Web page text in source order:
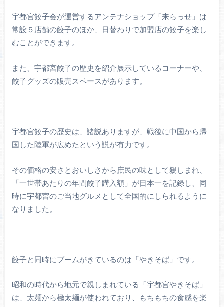
宇都宮餃子会が運営するアンテナショップ「来らっせ」は
常設５店舗の餃子のほか、日替わりで加盟店の餃子を楽し
むことができます。
また、宇都宮餃子の歴史を紹介展示しているコーナーや、
餃子グッズの販売スペースがあります。
宇都宮餃子の歴史は、諸説ありますが、戦後に中国から帰
国した陸軍が広めたという説が有力です。
その価格の安さとおいしさから庶民の味として親しまれ、
「一世帯あたりの年間餃子購入額」が日本一を記録し、同
時に宇都宮のご当地グルメとして全国的にしられるように
なりました。
餃子と同時にブームがきているのは「やきそば」です。
昭和の時代から地元で親しまれている「宇都宮やきそば」
は、太麺から極太麺が使われており、もちもちの食感を楽